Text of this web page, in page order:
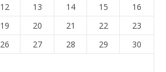
12 13 14 15
16
19 20 21 22
23
26 27 28 29
30